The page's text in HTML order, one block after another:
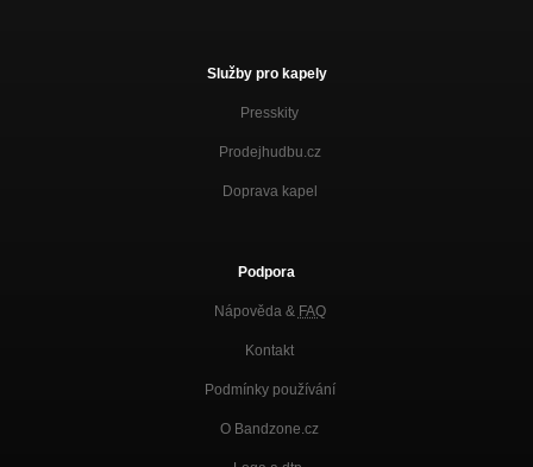
Služby pro kapely
Presskity
Prodejhudbu.cz
Doprava kapel
Podpora
Nápověda & FAQ
Kontakt
Podmínky používání
O Bandzone.cz